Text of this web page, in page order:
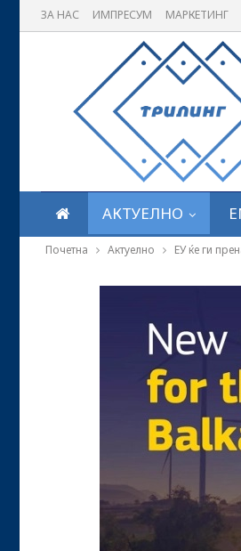
ЗА НАС ИМПРЕСУМ МАРКЕТИНГ
АКТУЕЛНО
Почетна Актуелно ЕУ ќе ги